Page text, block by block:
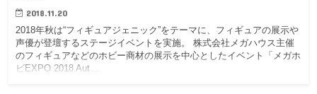
2018.11.20
2018年秋は“フィギュアジェニック”をテーマに、フィギュアの展示や
声優が登壇するステージイベントを実施。 株式会社メガハウス主催
のフィギュアなどのホビー商材の展示を中心としたイベント「メガホ
ビEXPO 2018 Aut…